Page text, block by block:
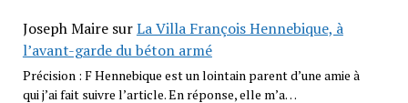
Joseph MairesurLa Villa François Hennebique, à
l’avant-garde du béton armé
Précision : F Hennebique est un lointain parent d’une amie à
qui j’ai fait suivre l’article. En réponse, elle m’a…